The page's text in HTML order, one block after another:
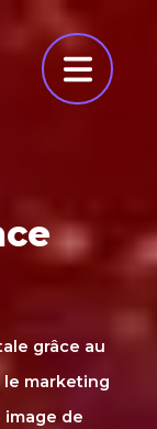
grâce au
marketing
de